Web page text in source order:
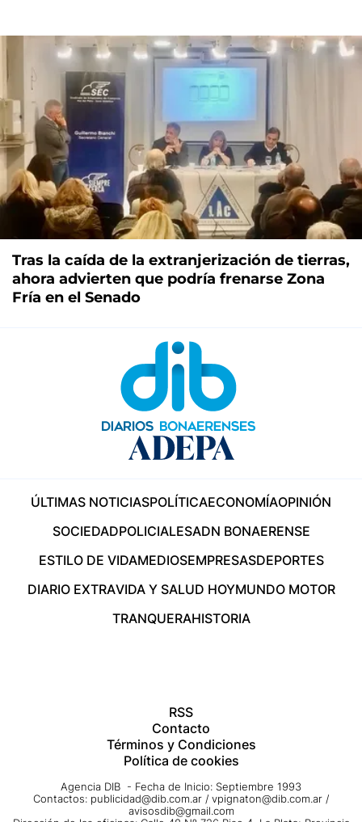
Tras la caída de la extranjerización de tierras,
ahora advierten que podría frenarse Zona
Fría en el Senado
ÚLTIMAS NOTICIASPOLÍTICAECONOMÍAOPINIÓN
SOCIEDADPOLICIALESADN BONAERENSE
ESTILO DE VIDAMEDIOSEMPRESASDEPORTES
DIARIO EXTRAVIDA Y SALUD HOYMUNDO MOTOR
TRANQUERAHISTORIA
RSS
Contacto
Términos y Condiciones
Política de cookies
Agencia DIB - Fecha de Inicio: Septiembre 1993
Contactos: publicidad@dib.com.ar / vpignaton@dib.com.ar /
avisosdib@gmail.com